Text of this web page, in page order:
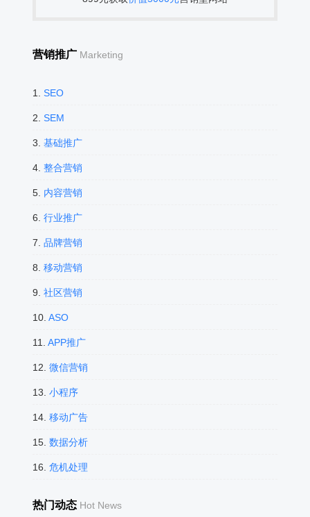
营销推广 Marketing
1. SEO
2. SEM
3. 基础推广
4. 整合营销
5. 内容营销
6. 行业推广
7. 品牌营销
8. 移动营销
9. 社区营销
10. ASO
11. APP推广
12. 微信营销
13. 小程序
14. 移动广告
15. 数据分析
16. 危机处理
热门动态 Hot News